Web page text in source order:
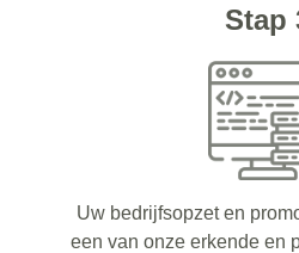
Stap
Uw bedrijfsopzet en
een van onze erkende en